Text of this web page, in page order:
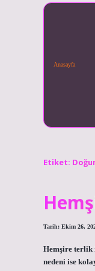
Anasayfa
Etiket:
Tarih: Ekim 26,
Hemşire terlik
nedeni ise